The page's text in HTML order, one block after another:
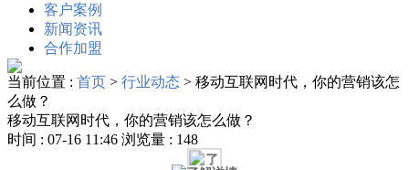
客户案例
新闻资讯
合作加盟
当前位置 : 首页 > 行业动态 > 移动互联网时代，你的营销该怎
么做？
移动互联网时代，你的营销该怎么做？
时间 : 07-16 11:46 浏览量 : 148